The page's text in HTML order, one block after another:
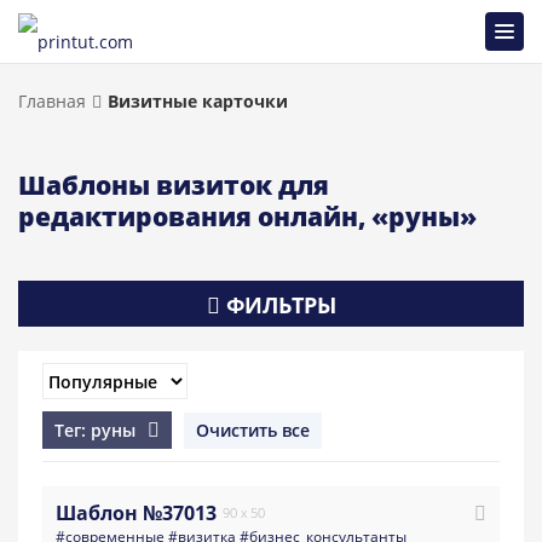
Главная Визитные карточки
Шаблоны визиток для
редактирования онлайн, «руны»
ФИЛЬТРЫ
Тег: руны Очистить все
Шаблон №37013 90 x 50
#современные #визитка #бизнес_консультанты